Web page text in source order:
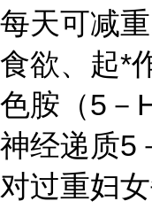
每天可减
食欲、起*
色胺（5－
神经递质5
对过重妇